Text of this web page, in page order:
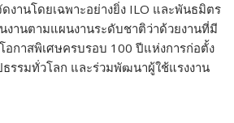
านโดยเฉพาะอย่างยิ่ง ILO และพันธมิตร
งานตามแผนงานระดับชาติว่าด้วยงานที่มี
กาสพิเศษครบรอบ 100 ปีแห่งการก่อตั้ง
รรมทั่วโลก และร่วมพัฒนาผู้ใช้แรงงาน